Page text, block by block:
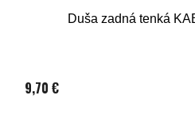
Duša zadná tenká
9,70 €